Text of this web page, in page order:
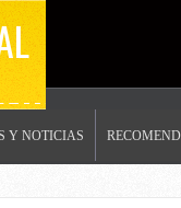
Y NOTICIAS